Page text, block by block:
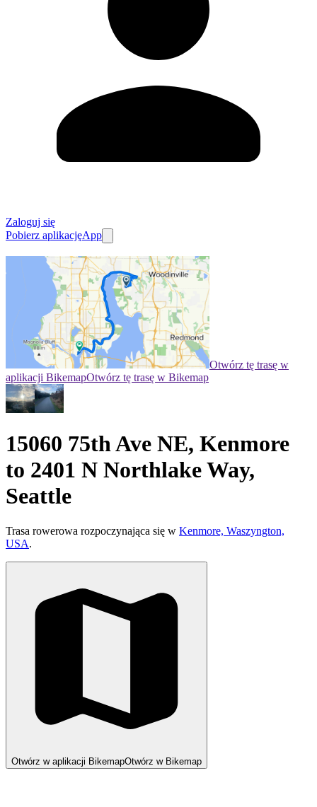
Zaloguj się
Pobierz aplikacjęApp
Otwórz tę trasę w
aplikacji BikemapOtwórz tę trasę w Bikemap
15060 75th Ave NE, Kenmore
to 2401 N Northlake Way,
Seattle
Trasa rowerowa rozpoczynająca się w Kenmore, Waszyngton,
USA.
Otwórz w aplikacji BikemapOtwórz w Bikemap